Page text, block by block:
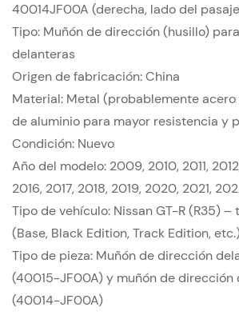
40014JF00A (derecha, lado del
Tipo: Muñón de dirección (husillo)
delanteras
Origen de fabricación: China
Material: Metal (probablemente
de aluminio para mayor resistencia y
Condición: Nuevo
Año del modelo: 2009, 2010, 2011,
2016, 2017, 2018, 2019, 2020, 2021,
Tipo de vehículo: Nissan GT-R (R35)
(Base, Black Edition, Track Edition,
Tipo de pieza: Muñón de dirección
(40015-JF00A) y muñón de dirección
(40014-JF00A)